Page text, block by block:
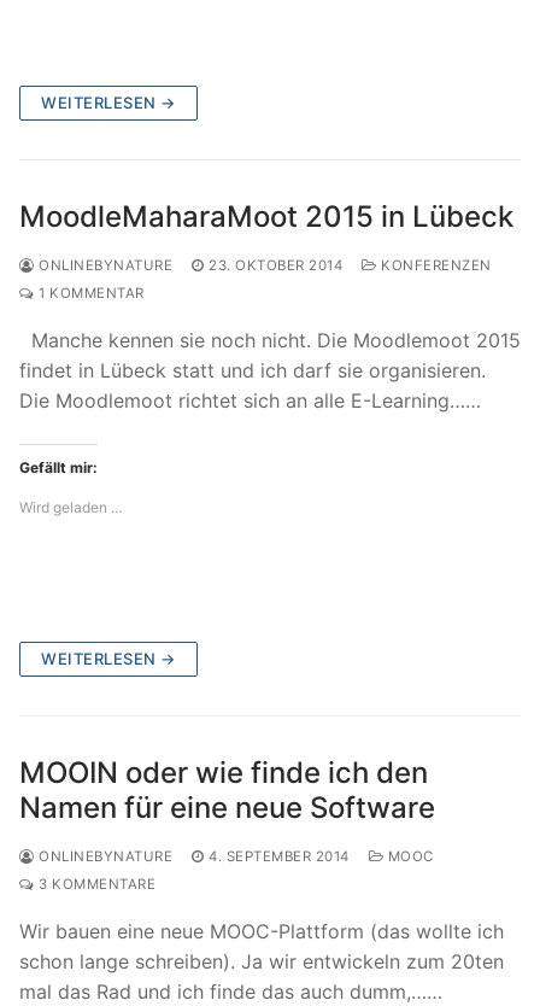
WEITERLESEN →
MoodleMaharaMoot 2015 in Lübeck
ONLINEBYNATURE 23. OKTOBER 2014
KONFERENZEN
1 KOMMENTAR
Manche kennen sie noch nicht. Die Moodlemoot 2015
findet in Lübeck statt und ich darf sie organisieren.
Die Moodlemoot richtet sich an alle E-Learning……
Gefällt mir:
Wird geladen …
WEITERLESEN →
MOOIN oder wie finde ich den
Namen für eine neue Software
ONLINEBYNATURE 4. SEPTEMBER 2014
MOOC
3 KOMMENTARE
Wir bauen eine neue MOOC-Plattform (das wollte ich
schon lange schreiben). Ja wir entwickeln zum 20ten
mal das Rad und ich finde das auch dumm,……